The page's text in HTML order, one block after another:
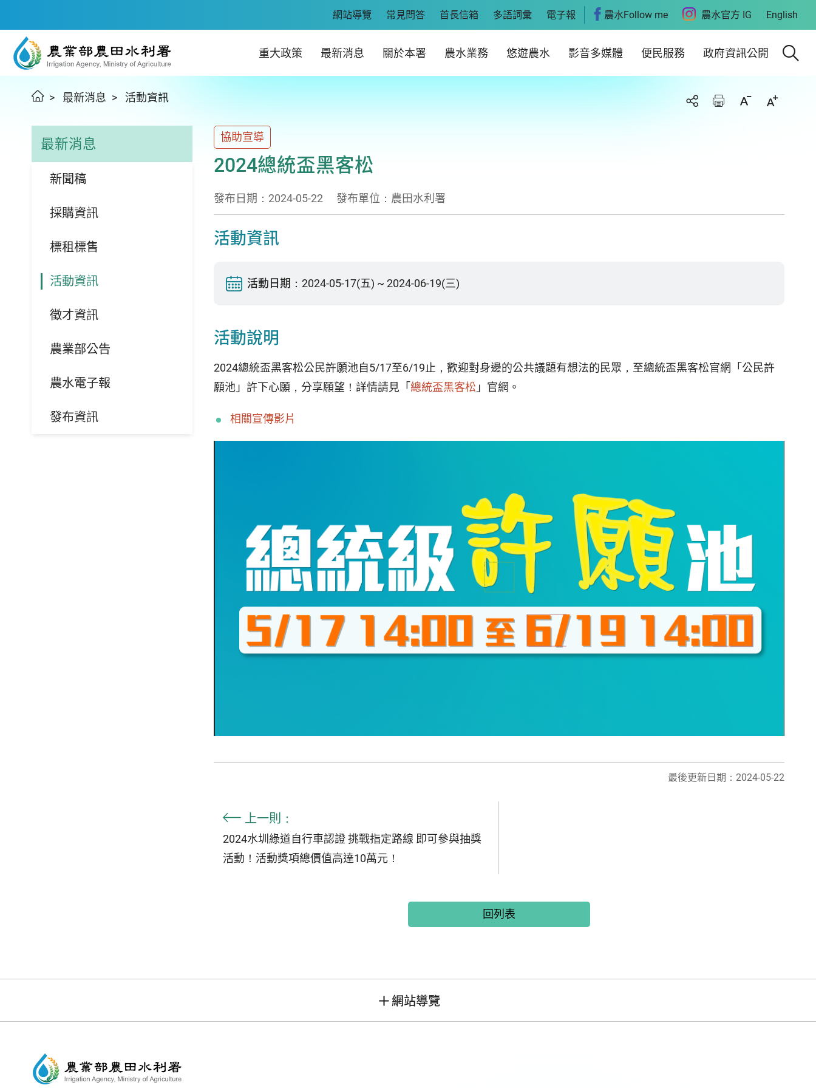
網站導覽 常見問答 首長信箱 多語詞彙 電子報 農水Follow me 農水官方 IG English
重大政策 最新消息 關於本署 農水業務 悠遊農水 影音多媒體 便民服務 政府資訊公開
最新消息 活動資訊
最新消息
新聞稿
採購資訊
標租標售
活動資訊
徵才資訊
農業部公告
農水電子報
發布資訊
協助宣導
2024總統盃黑客松
發布日期：2024-05-22 發布單位：農田水利署
活動資訊
活動日期： 2024-05-17(五) ~ 2024-06-19(三)
活動說明
2024總統盃黑客松公民許願池自5/17至6/19止，歡迎對身邊的公共議題有想法的民眾，至總統盃黑客松官網「公民許
願池」許下心願，分享願望！詳情請見「總統盃黑客松 」官網。
相關宣傳影片
最後更新日期：2024-05-22
上一則：
2024水圳綠道自行車認證 挑戰指定路線 即可參與抽獎
活動！活動獎項總價值高達10萬元！
回列表
網站導覽